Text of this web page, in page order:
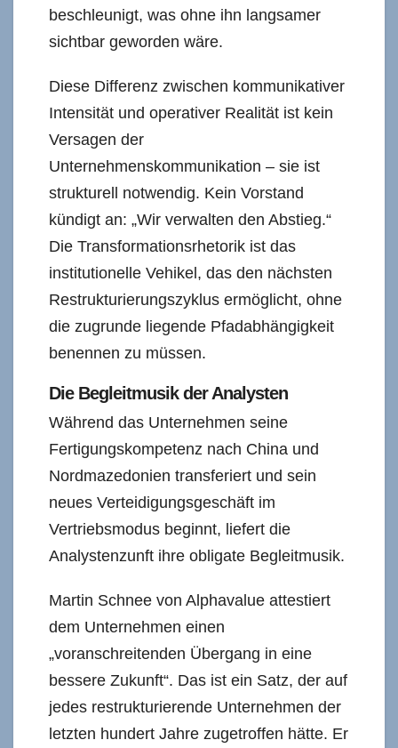
beschleunigt, was ohne ihn langsamer
sichtbar geworden wäre.
Diese Differenz zwischen kommunikativer
Intensität und operativer Realität ist kein
Versagen der
Unternehmenskommunikation – sie ist
strukturell notwendig. Kein Vorstand
kündigt an: „Wir verwalten den Abstieg.“
Die Transformationsrhetorik ist das
institutionelle Vehikel, das den nächsten
Restrukturierungszyklus ermöglicht, ohne
die zugrunde liegende Pfadabhängigkeit
benennen zu müssen.
Die Begleitmusik der Analysten
Während das Unternehmen seine
Fertigungskompetenz nach China und
Nordmazedonien transferiert und sein
neues Verteidigungsgeschäft im
Vertriebsmodus beginnt, liefert die
Analystenzunft ihre obligate Begleitmusik.
Martin Schnee von Alphavalue attestiert
dem Unternehmen einen
„voranschreitenden Übergang in eine
bessere Zukunft“. Das ist ein Satz, der auf
jedes restrukturierende Unternehmen der
letzten hundert Jahre zugetroffen hätte. Er